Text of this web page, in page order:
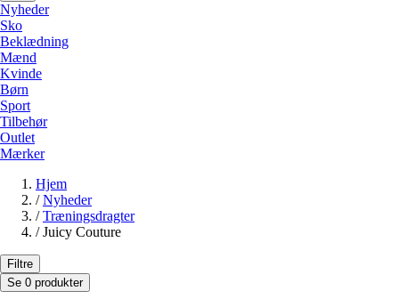
Nyheder
Sko
Beklædning
Mænd
Kvinde
Børn
Sport
Tilbehør
Outlet
Mærker
Hjem
/ Nyheder
/ Træningsdragter
/ Juicy Couture
Filtre
Se 0 produkter